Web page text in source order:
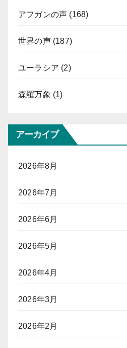
アフガンの声 (168)
世界の声(187)
ユーラシア (2)
森羅万象 (1)
アーカイブ
2026年8月
2026年7月
2026年6月
2026年5月
2026年4月
2026年3月
2026年2月